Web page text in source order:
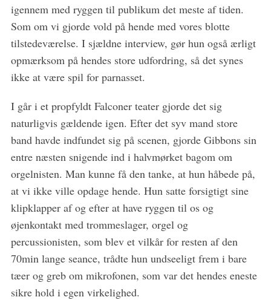
igennem med ryggen til publikum det meste af tiden.
Som om vi gjorde vold på hende med vores blotte
tilstedeværelse. I sjældne interview, gør hun også ærligt
opmærksom på hendes store udfordring, så det synes
ikke at være spil for parnasset.
I går i et propfyldt Falconer teater gjorde det sig
naturligvis gældende igen. Efter det syv mand store
band havde indfundet sig på scenen, gjorde Gibbons sin
entre næsten snigende ind i halvmørket bagom om
orgelnisten. Man kunne få den tanke, at hun håbede på,
at vi ikke ville opdage hende. Hun satte forsigtigt sine
klipklapper af og efter at have ryggen til os og
øjenkontakt med trommeslager, orgel og
percussionisten, som blev et vilkår for resten af den
70min lange seance, trådte hun undseeligt frem i bare
tæer og greb om mikrofonen, som var det hendes eneste
sikre hold i egen virkelighed.